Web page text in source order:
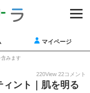
マイページ
みます
220View 22コメント
ント｜肌を明る